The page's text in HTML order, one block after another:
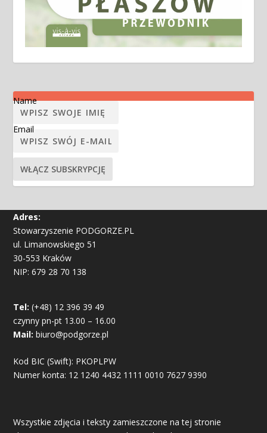
Name
Email
Adres:
Stowarzyszenie PODGORZE.PL
ul. Limanowskiego 51
30-553 Kraków
NIP: 679 28 70 138
Tel: (+48) 12 396 39 49
czynny pn-pt 13.00 – 16.00
Mail: biuro@podgorze.pl
Kod BIC (Swift): PKOPLPW
Numer konta: 12 1240 4432 1111 0010 7627 9390
Wszystkie zdjęcia i teksty zamieszczone na tej stronie